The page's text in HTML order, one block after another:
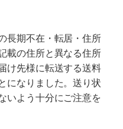
長期不在・転居・住所
載の住所と異なる住所
け先様に転送する送料
になりました。送り状
いよう十分にご注意を